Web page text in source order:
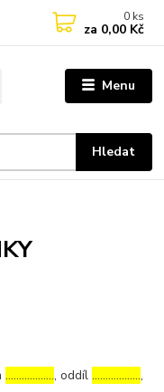
Menu
Hledat
0 ks
za 0,00 Kč
………………, oddíl………………,